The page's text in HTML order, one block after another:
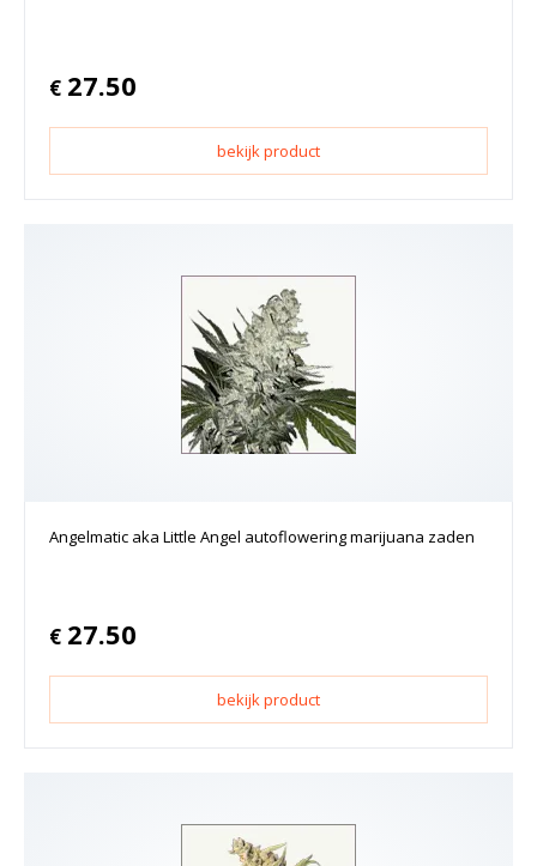
€ 27.50
bekijk product
Angelmatic aka Little Angel autoflowering marijuana zaden
€ 27.50
bekijk product